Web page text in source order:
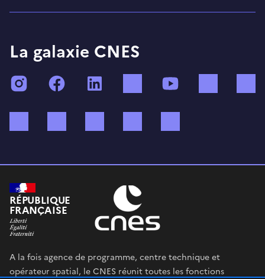
La galaxie CNES
InstagramFacebook TikTok
RÉPUBLIQUE
FRANÇAISE
A la fois agence de programme, centre technique et
opérateur spatial, le CNES réunit toutes les fonctions